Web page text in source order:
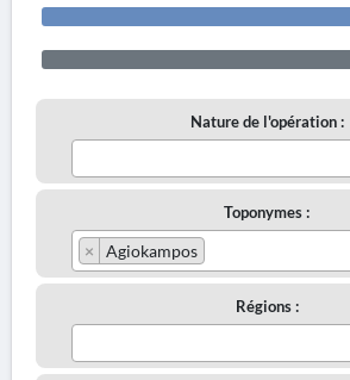
Nature de l'opération :
Toponymes :
× Agiokampos
Régions :